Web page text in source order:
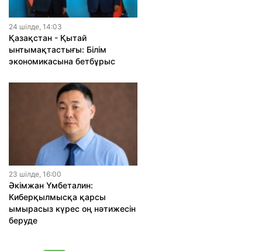
24 шiлде, 14:03
Қазақстан - Қытай
ынтымақтастығы: Білім
экономикасына бетбұрыс
23 шiлде, 16:00
Әкімжан Үмбеталин:
Киберқылмысқа қарсы
ымырасыз күрес оң нәтижесін
беруде